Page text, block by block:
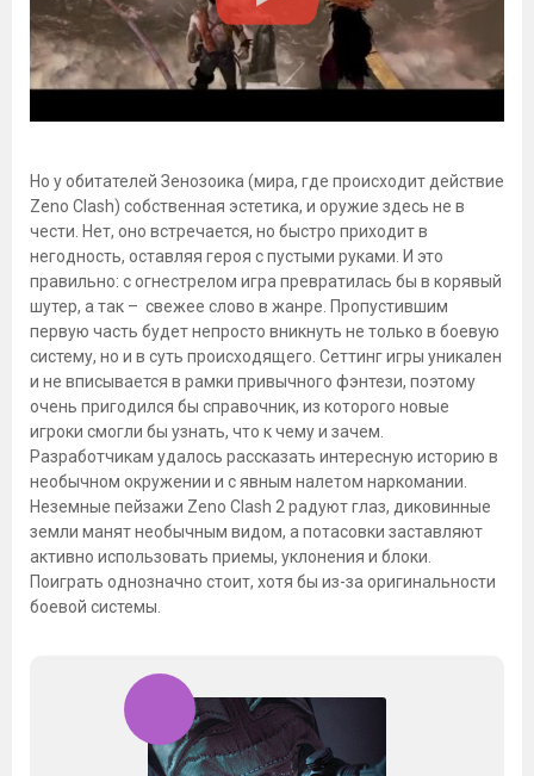
Но у обитателей Зенозоика (мира, где происходит действие
Zeno Clash) собственная эстетика, и оружие здесь не в
чести. Нет, оно встречается, но быстро приходит в
негодность, оставляя героя с пустыми руками. И это
правильно: с огнестрелом игра превратилась бы в корявый
шутер, а так – свежее слово в жанре. Пропустившим
первую часть будет непросто вникнуть не только в боевую
систему, но и в суть происходящего. Сеттинг игры уникален
и не вписывается в рамки привычного фэнтези, поэтому
очень пригодился бы справочник, из которого новые
игроки смогли бы узнать, что к чему и зачем.
Разработчикам удалось рассказать интересную историю в
необычном окружении и с явным налетом наркомании.
Неземные пейзажи Zeno Clash 2 радуют глаз, диковинные
земли манят необычным видом, а потасовки заставляют
активно использовать приемы, уклонения и блоки.
Поиграть однозначно стоит, хотя бы из-за оригинальности
боевой системы.